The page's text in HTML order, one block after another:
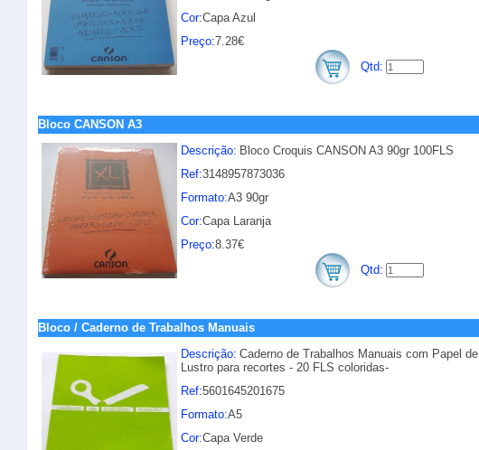
Cor:Capa Azul
Preço:7.28€
Qtd:
Bloco CANSON A3
Descrição: Bloco Croquis CANSON A3 90gr 100FLS
Ref:3148957873036
Formato:A3 90gr
Cor:Capa Laranja
Preço:8.37€
Qtd:
Bloco / Caderno de Trabalhos Manuais
Descrição: Caderno de Trabalhos Manuais com Papel de
Lustro para recortes - 20 FLS coloridas-
Ref:5601645201675
Formato:A5
Cor:Capa Verde